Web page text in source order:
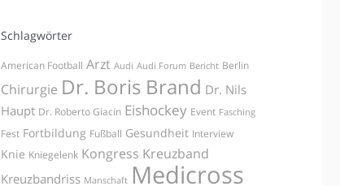
Schlagwörter
American Football Arzt Audi Audi Forum Bericht Berlin
Chirurgie Dr. Boris Brand Dr. Nils
Haupt Dr. Roberto Giacin Eishockey Event Fasching
Fest Fortbildung Fußball Gesundheit Interview
Knie Kniegelenk Kongress Kreuzband
Kreuzbandriss Manschaft Medicross